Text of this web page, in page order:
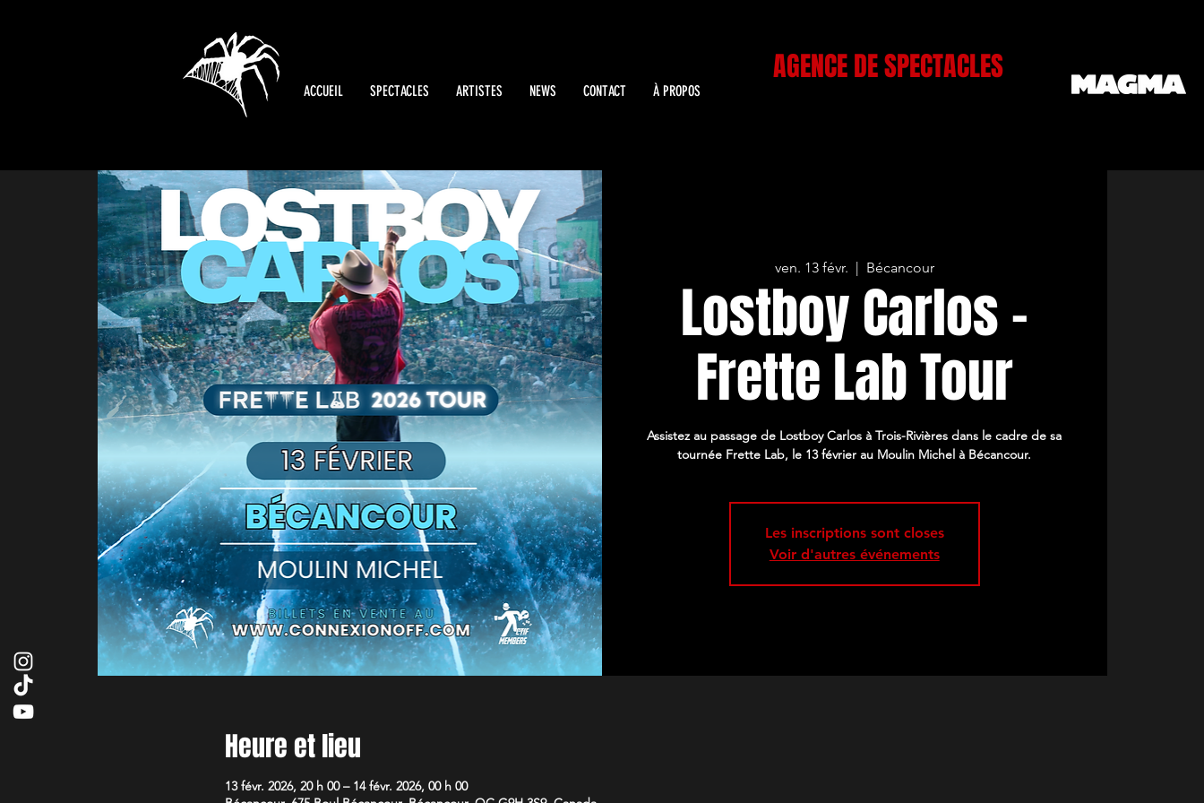
ACCUEIL SPECTACLES ARTISTES NEWS CONTACT À PROPOS
AGENCE DE SPECTACLES
ven. 13 févr. Bécancour
Lostboy Carlos -
Frette Lab Tour
Assistez au passage de Lostboy Carlos à Trois-Rivières dans le cadre de sa
tournée Frette Lab, le 13 février au Moulin Michel à Bécancour.
Les inscriptions sont closes
Voir d'autres événements
Heure et lieu
13 févr. 2026, 20 h 00 – 14 févr. 2026, 00 h 00